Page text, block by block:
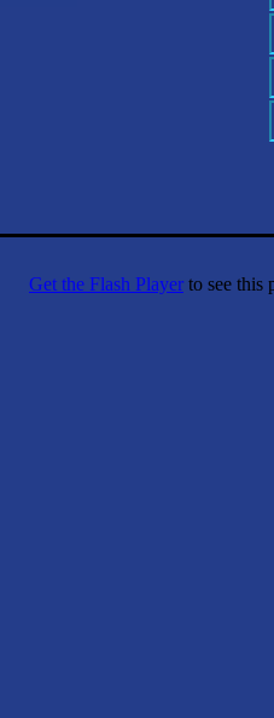
Get the Flash Player to see this